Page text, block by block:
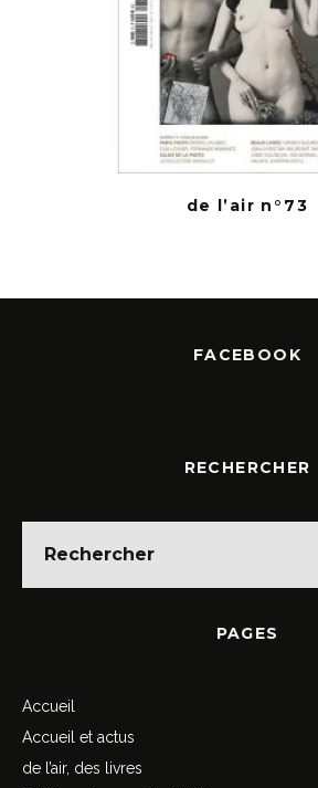
de l’air n°73
FACEBOOK
RECHERCHER
PAGES
Accueil
Accueil et actus
de l’air, des livres